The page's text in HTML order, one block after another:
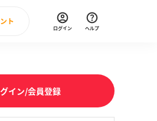
ト
直近のイベント一覧
ログイン ヘルプ
イン/会員登録